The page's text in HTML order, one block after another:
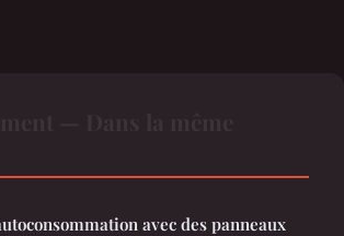
avec des panneaux